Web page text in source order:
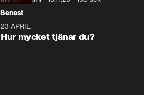
Senast
23 APRIL
Hur mycket tjänar du?